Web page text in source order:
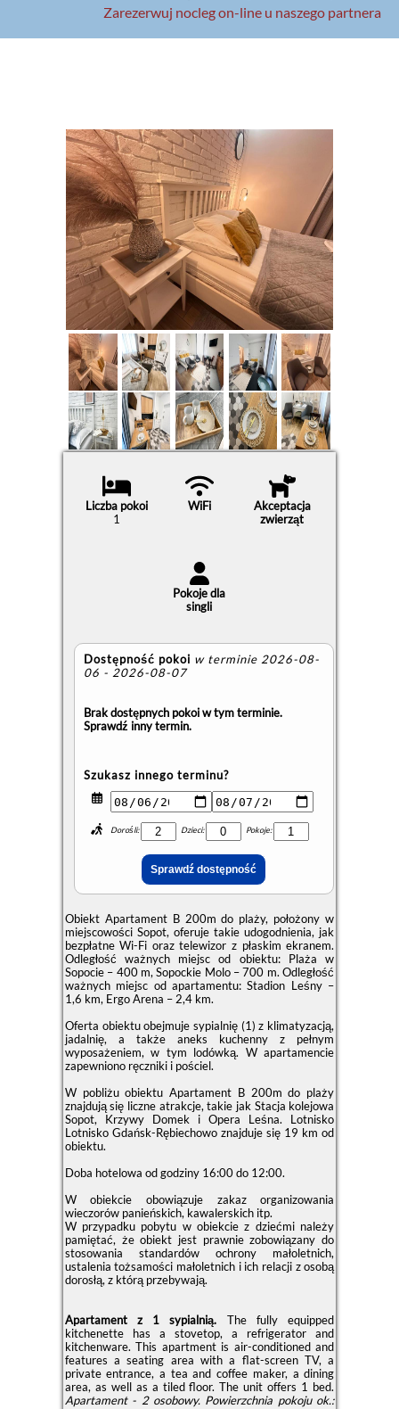
Zarezerwuj nocleg on-line u naszego partnera
Liczba pokoi
1
WiFi
Akceptacja
zwierząt
Pokoje dla
singli
Dostępność pokoi w terminie 2026-08-
06 - 2026-08-07
Brak dostępnych pokoi w tym terminie.
Sprawdź inny termin.
Szukasz innego terminu?
Dorośli: Dzieci: Pokoje:
Obiekt Apartament B 200m do plaży, położony w
miejscowości Sopot, oferuje takie udogodnienia, jak
bezpłatne Wi-Fi oraz telewizor z płaskim ekranem.
Odległość ważnych miejsc od obiektu: Plaża w
Sopocie – 400 m, Sopockie Molo – 700 m. Odległość
ważnych miejsc od apartamentu: Stadion Leśny –
1,6 km, Ergo Arena – 2,4 km.
Oferta obiektu obejmuje sypialnię (1) z klimatyzacją,
jadalnię, a także aneks kuchenny z pełnym
wyposażeniem, w tym lodówką. W apartamencie
zapewniono ręczniki i pościel.
W pobliżu obiektu Apartament B 200m do plaży
znajdują się liczne atrakcje, takie jak Stacja kolejowa
Sopot, Krzywy Domek i Opera Leśna. Lotnisko
Lotnisko Gdańsk-Rębiechowo znajduje się 19 km od
obiektu.
Doba hotelowa od godziny 16:00do 12:00.
W obiekcie obowiązuje zakaz organizowania
wieczorów panieńskich, kawalerskich itp.
W przypadku pobytu w obiekcie z dziećmi należy
pamiętać, że obiekt jest prawnie zobowiązany do
stosowania standardów ochrony małoletnich,
ustalenia tożsamości małoletnich i ich relacji z osobą
dorosłą, z którą przebywają.
Apartament z 1 sypialnią. The fully equipped
kitchenette has a stovetop, a refrigerator and
kitchenware. This apartment is air-conditioned and
features a seating area with a flat-screen TV, a
private entrance, a tea and coffee maker, a dining
area, as well as a tiled floor. The unit offers 1 bed.
Apartament - 2 osobowy. Powierzchnia pokoju ok.: